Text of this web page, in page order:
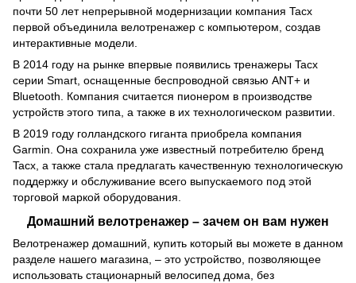
почти 50 лет непрерывной модернизации компания Tacx
первой объединила велотренажер с компьютером, создав
интерактивные модели.
В 2014 году на рынке впервые появились тренажеры Tacx
серии Smart, оснащенные беспроводной связью ANT+ и
Bluetooth. Компания считается пионером в производстве
устройств этого типа, а также в их технологическом развитии.
В 2019 году голландского гиганта приобрела компания
Garmin. Она сохранила уже известный потребителю бренд
Tacx, а также стала предлагать качественную технологическую
поддержку и обслуживание всего выпускаемого под этой
торговой маркой оборудования.
Домашний велотренажер – зачем он вам нужен
Велотренажер домашний, купить который вы можете в данном
разделе нашего магазина, – это устройство, позволяющее
использовать стационарный велосипед дома, без